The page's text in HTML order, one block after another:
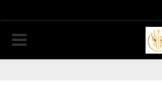
PRIMARY